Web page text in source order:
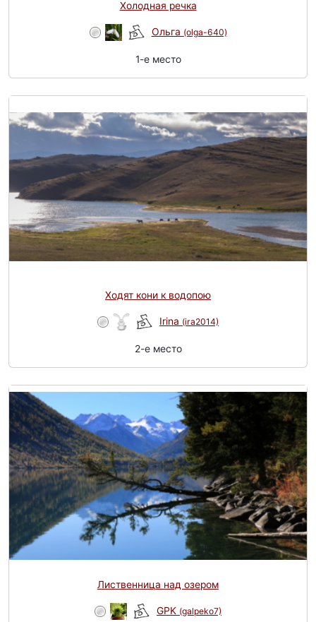
Холодная речка
Ольга (olga-640)
1-e место
Ходят кони к водопою
Irina (ira2014)
2-e место
Лиственница над озером
GPK (galpeko7)